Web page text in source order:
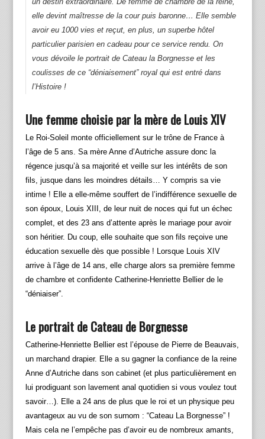
elle devint maîtresse de la cour puis baronne… Elle semble
avoir eu 1000 vies et reçut, en plus, un superbe hôtel
particulier parisien en cadeau pour ce service rendu. On
vous dévoile le portrait de Cateau la Borgnesse et les
coulisses de ce “déniaisement” royal qui est entré dans
l’Histoire !
Une femme choisie par la mère de Louis XIV
Le Roi-Soleil monte officiellement sur le trône de France à
l’âge de 5 ans. Sa mère Anne d’Autriche assure donc la
régence jusqu’à sa majorité et veille sur les intérêts de son
fils, jusque dans les moindres détails… Y compris sa vie
intime ! Elle a elle-même souffert de l’indifférence sexuelle de
son époux, Louis XIII, de leur nuit de noces qui fut un échec
complet, et des 23 ans d’attente après le mariage pour avoir
son héritier. Du coup, elle souhaite que son fils reçoive une
éducation sexuelle dès que possible ! Lorsque Louis XIV
arrive à l’âge de 14 ans, elle charge alors sa première femme
de chambre et confidente Catherine-Henriette Bellier de le
“déniaiser”.
Le portrait de Cateau de Borgnesse
Catherine-Henriette Bellier est l’épouse de Pierre de Beauvais,
un marchand drapier. Elle a su gagner la confiance de la reine
Anne d’Autriche dans son cabinet (et plus particulièrement en
lui prodiguant son lavement anal quotidien si vous voulez tout
savoir…). Elle a 24 ans de plus que le roi et un physique peu
avantageux au vu de son surnom : “Cateau La Borgnesse” !
Mais cela ne l’empêche pas d’avoir eu de nombreux amants,